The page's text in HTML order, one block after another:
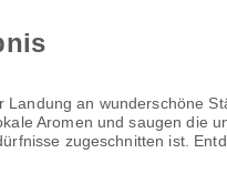
Landung an wunderschöne
Aromen und saugen die
zugeschnitten ist.